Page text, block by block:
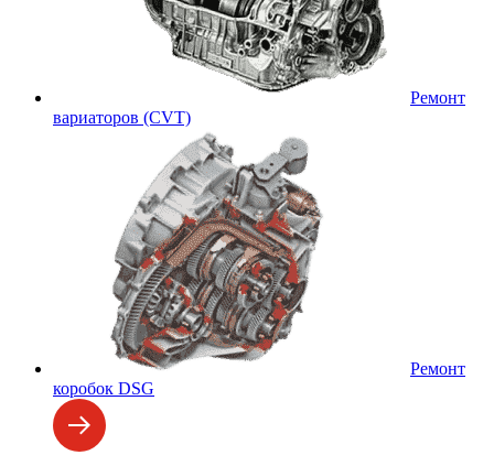
Ремонт
вариаторов (CVT)
Ремонт
коробок DSG